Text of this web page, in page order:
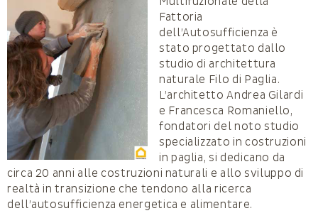
Fattoria
dell’Autosufficienza è
stato progettato dallo
studio di architettura
naturale Filo di Paglia.
L’architetto Andrea Gilardi
e Francesca Romaniello,
fondatori del noto studio
specializzato in costruzioni
in paglia, si dedicano da
circa 20 anni alle costruzioni naturali e allo sviluppo di
realtà in transizione che tendono alla ricerca
dell’autosufficienza energetica e alimentare.